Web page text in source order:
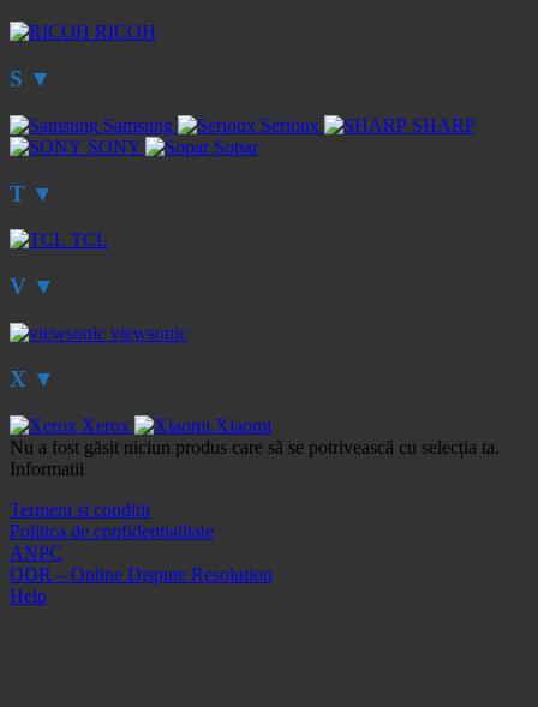
RICOH
S ▼
Samsung Serioux
SHARP
SONY
Sopar
T ▼
TCL
V ▼
viewsonic
X ▼
Xerox
Xiaomi
Nu a fost găsit niciun produs care să se potrivească cu selecția ta.
Informatii
Termeni si conditii
Politica de confidentialitate
ANPC
ODR – Online Dispute Resolution
Help